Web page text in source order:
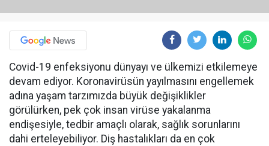
Covid-19 enfeksiyonu dünyayı ve ülkemizi etkilemeye
devam ediyor. Koronavirüsün yayılmasını engellemek
adına yaşam tarzımızda büyük değişiklikler
görülürken, pek çok insan virüse yakalanma
endişesiyle, tedbir amaçlı olarak, sağlık sorunlarını
dahi erteleyebiliyor. Diş hastalıkları da en çok